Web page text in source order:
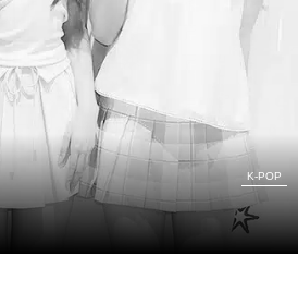
K-POP